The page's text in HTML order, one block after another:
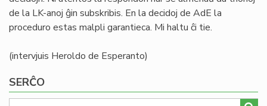
de la LK-anoj ĝin subskribis. En la decidoj de AdE la
proceduro estas malpli garantieca. Mi haltu ĉi tie.
(intervjuis Heroldo de Esperanto)
SERĈO